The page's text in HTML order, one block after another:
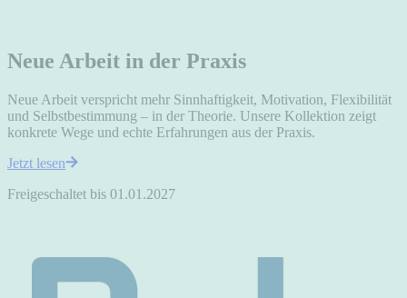
Neue Arbeit in der Praxis
Neue Arbeit verspricht mehr Sinnhaftigkeit, Motivation, Flexibilität
und Selbstbestimmung – in der Theorie. Unsere Kollektion zeigt
konkrete Wege und echte Erfahrungen aus der Praxis.
Jetzt lesen
Freigeschaltet bis 01.01.2027